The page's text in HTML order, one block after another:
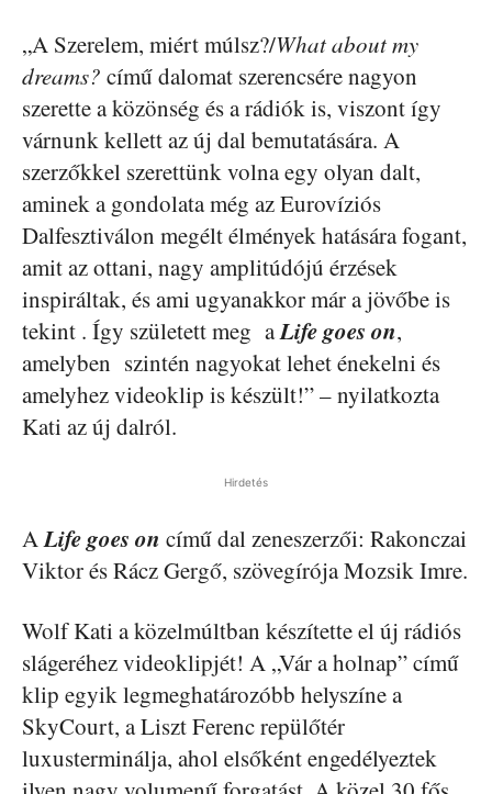
„A Szerelem, miért múlsz?/What about my
dreams? című dalomat szerencsére nagyon
szerette a közönség és a rádiók is, viszont így
várnunk kellett az új dal bemutatására. A
szerzőkkel szerettünk volna egy olyan dalt,
aminek a gondolata még az Eurovíziós
Dalfesztiválon megélt élmények hatására fogant,
amit az ottani, nagy amplitúdójú érzések
inspiráltak, és ami ugyanakkor már a jövőbe is
tekint . Így született meg aLife goes on,
amelyben szintén nagyokat lehet énekelni és
amelyhez videoklip is készült!” – nyilatkozta
Kati az új dalról.
Hirdetés
A Life goes on című dal zeneszerzői: Rakonczai
Viktor és Rácz Gergő, szövegírója Mozsik Imre.
Wolf Kati a közelmúltban készítette el új rádiós
slágeréhez videoklipjét! A „Vár a holnap” című
klip egyik legmeghatározóbb helyszíne a
SkyCourt, a Liszt Ferenc repülőtér
luxusterminálja, ahol elsőként engedélyeztek